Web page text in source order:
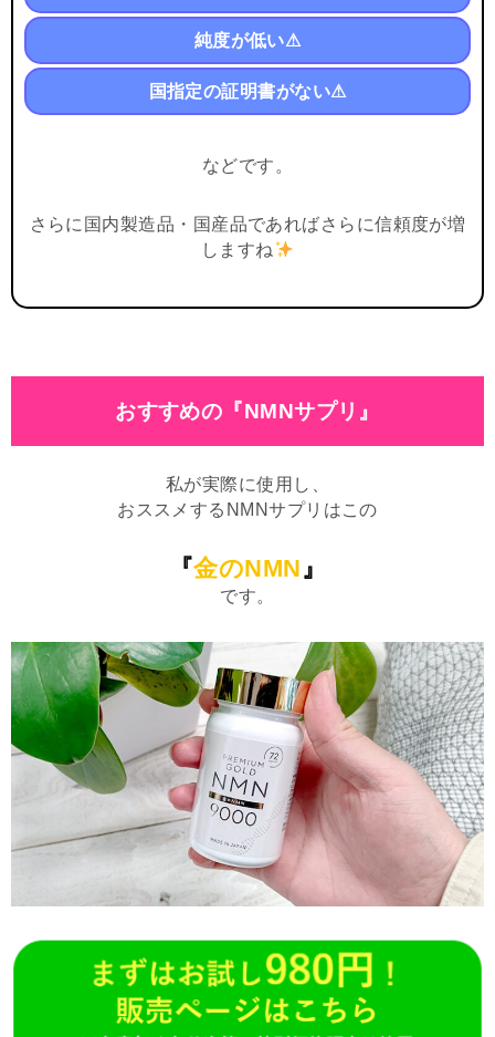
純度が低い⚠
国指定の証明書がない⚠
などです。
さらに国内製造品・国産品であればさらに信頼度が増
しますね
おすすめの『NMNサプリ』
私が実際に使用し、
おススメするNMNサプリはこの
『金のNMN』
です。